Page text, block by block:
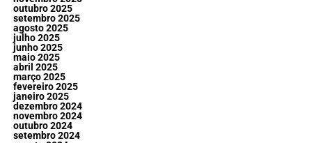
outubro 2025
setembro 2025
agosto 2025
julho 2025
junho 2025
maio 2025
abril 2025
março 2025
fevereiro 2025
janeiro 2025
dezembro 2024
novembro 2024
outubro 2024
setembro 2024